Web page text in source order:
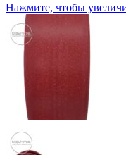
Нажмите, чтобы